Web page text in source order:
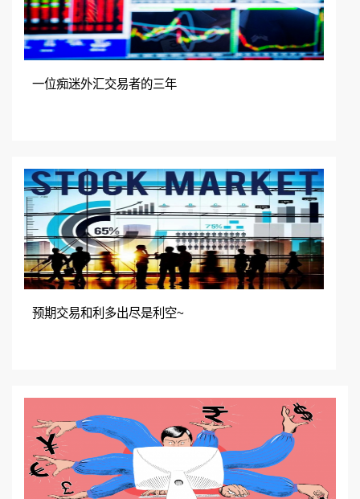
扫码加入QQ群免费领取
在线咨询 加入QQ群
一位痴迷外汇交易者的三年
预期交易和利多出尽是利空~